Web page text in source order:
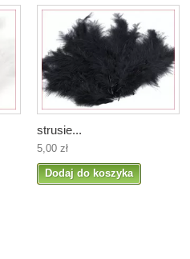
strusie...
5,00 zł
Dodaj do koszyka